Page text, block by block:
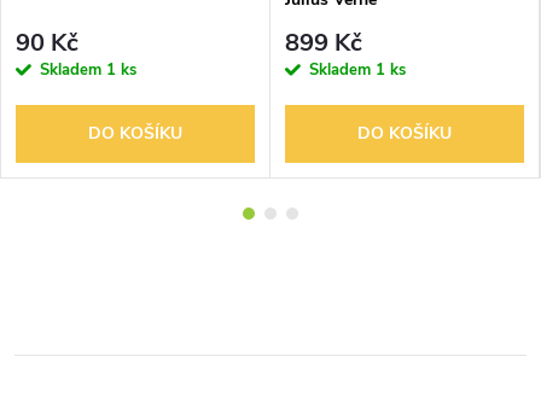
90 Kč
Skladem 1 ks
DO KOŠÍKU
899 Kč
Skladem 1 ks
DO KOŠÍKU